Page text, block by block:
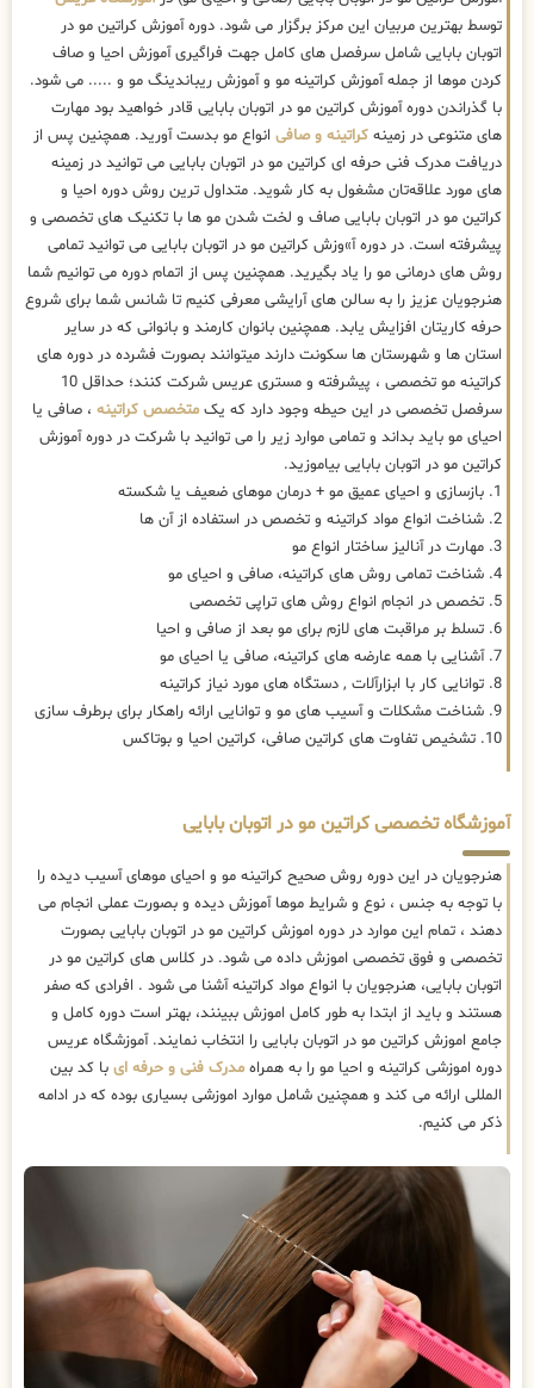
توسط بهترین مربیان این مرکز برگزار می شود. دوره آموزش کراتین مو در
اتوبان بابایی شامل سرفصل های کامل جهت فراگیری آموزش احیا و صاف
کردن موها از جمله آموزش کراتینه مو و آموزش ریباندینگ مو و ..... می شود.
با گذراندن دوره آموزش کراتین مو در اتوبان بابایی قادر خواهید بود مهارت
های متنوعی در زمینه کراتینه و صافی انواع مو بدست آورید. همچنین پس از
دریافت مدرک فنی حرفه ای کراتین مو در اتوبان بابایی می توانید در زمینه
های مورد علاقه‌تان مشغول به کار شوید. متداول ترین روش دوره احیا و
کراتین مو در اتوبان بابایی صاف و لخت شدن مو ها با تکنیک های تخصصی و
پیشرفته است. در دوره آ»وزش کراتین مو در اتوبان بابایی می توانید تمامی
روش های درمانی مو را یاد بگیرید. همچنین پس از اتمام دوره می توانیم شما
هنرجویان عزیز را به سالن های آرایشی معرفی کنیم تا شانس شما برای شروع
حرفه کاریتان افزایش یابد. همچنین بانوان کارمند و بانوانی که در سایر
استان ها و شهرستان ها سکونت دارند میتوانند بصورت فشرده در دوره های
کراتینه مو تخصصی ، پیشرفته و مستری عریس شرکت کنند؛ حداقل 10
سرفصل تخصصی در این حیطه وجود دارد که یک متخصص کراتینه ، صافی یا
احیای مو باید بداند و تمامی موارد زیر را می توانید با شرکت در دوره آموزش
کراتین مو در اتوبان بابایی بیاموزید.
1. بازسازی و احیای عمیق مو + درمان موهای ضعیف یا شکسته
2. شناخت انواع مواد کراتینه و تخصص در استفاده از آن ها
3. مهارت در آنالیز ساختار انواع مو
4. شناخت تمامی روش های کراتینه، صافی و احیای مو
5. تخصص در انجام انواع روش های تراپی تخصصی
6. تسلط بر مراقبت های لازم برای مو بعد از صافی و احیا
7. آشنایی با همه عارضه های کراتینه، صافی یا احیای مو
8. توانایی کار با ابزارآلات , دستگاه های مورد نیاز کراتینه
9. شناخت مشکلات و آسیب های مو و توانایی ارائه راهکار برای برطرف سازی
10. تشخیص تفاوت های کراتین صافی، کراتین احیا و بوتاکس
آموزشگاه تخصصی کراتین مو در اتوبان بابایی
هنرجویان در این دوره روش صحیح کراتینه مو و احیای موهای آسیب دیده را
با توجه به جنس ، نوع و شرایط موها آموزش دیده و بصورت عملی انجام می
دهند ، تمام این موارد در دوره اموزش کراتین مو در اتوبان بابایی بصورت
تخصصی و فوق تخصصی اموزش داده می شود. در کلاس های کراتین مو در
اتوبان بابایی، هنرجویان با انواع مواد کراتینه آشنا می شود . افرادی که صفر
هستند و باید از ابتدا به طور کامل اموزش ببینند، بهتر است دوره کامل و
جامع اموزش کراتین مو در اتوبان بابایی را انتخاب نمایند. آموزشگاه عریس
دوره اموزشی کراتینه و احیا مو را به همراه مدرک فنی و حرفه ای با کد بین
المللی ارائه می کند و همچنین شامل موارد اموزشی بسیاری بوده که در ادامه
ذکر می کنیم.